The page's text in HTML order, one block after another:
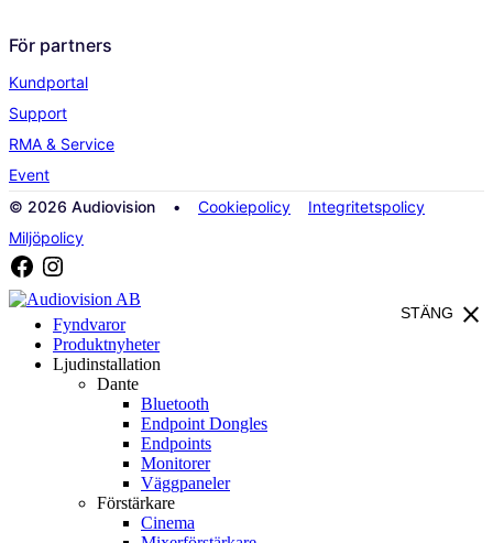
För partners
Kundportal
Support
RMA & Service
Event
© 2026 Audiovision •
Cookiepolicy
Integritetspolicy
Miljöpolicy
close
STÄNG
Fyndvaror
Produktnyheter
Ljudinstallation
Dante
Bluetooth
Endpoint Dongles
Endpoints
Monitorer
Väggpaneler
Förstärkare
Cinema